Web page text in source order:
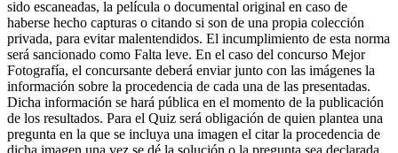
sido escaneadas, la película o documental original en caso de
haberse hecho capturas o citando si son de una propia colección
privada, para evitar malentendidos. El incumplimiento de esta norma
será sancionado como Falta leve. En el caso del concurso Mejor
Fotografía, el concursante deberá enviar junto con las imágenes la
información sobre la procedencia de cada una de las presentadas.
Dicha información se hará pública en el momento de la publicación
de los resultados. Para el Quiz será obligación de quien plantea una
pregunta en la que se incluya una imagen el citar la procedencia de
dicha imagen una vez se dé la solución o la pregunta sea declarada